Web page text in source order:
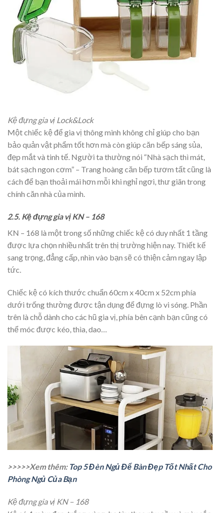
Kệ đựng gia vị Lock&Lock
Một chiếc kệ để gia vị thông minh không chỉ giúp cho bạn
bảo quản vật phẩm tốt hơn mà còn giúp căn bếp sáng sủa,
đẹp mắt và tinh tế. Người ta thường nói “Nhà sạch thì mát,
bát sạch ngon cơm” – Trang hoàng căn bếp tươm tất cũng là
cách để bạn thoải mái hơn mỗi khi nghỉ ngơi, thư giãn trong
chính căn nhà của mình.
2.5. Kệ đựng gia vị KN – 168
KN – 168 là một trong số những chiếc kệ có duy nhất 1 tầng
được lựa chọn nhiều nhất trên thị trường hiện nay. Thiết kế
sang trọng, đẳng cấp, nhìn vào bạn sẽ có thiện cảm ngay lập
tức.
Chiếc kệ có kích thước chuẩn 60cm x 40cm x 52cm phía
dưới trống thường được tận dụng để đựng lò vi sóng. Phần
trên là chỗ dành cho các hũ gia vị, phía bên cạnh bạn cũng có
thể móc được kéo, thìa, dao…
>>>>>Xem thêm: Top 5 Đèn Ngủ Để Bàn Đẹp Tốt Nhất Cho
Phòng Ngủ Của Bạn
Kệ đựng gia vị KN – 168